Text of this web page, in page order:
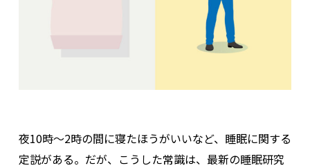
夜10時〜2時の間に寝たほうがいいなど、睡眠に関する
定説がある。だが、こうした常識は、最新の睡眠研究